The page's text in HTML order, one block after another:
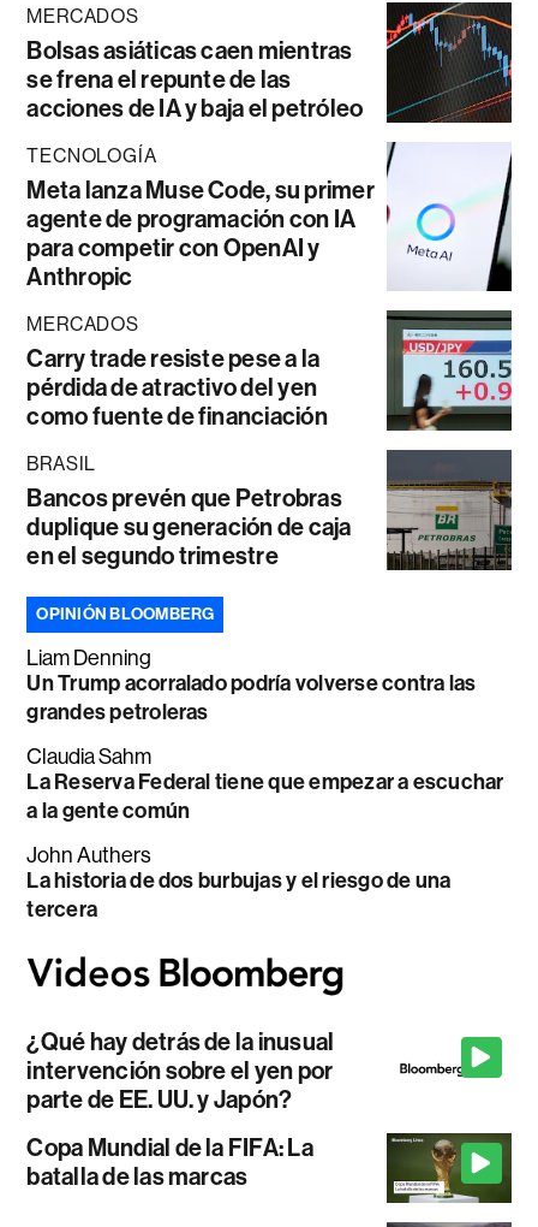
MERCADOS
Bolsas asiáticas caen mientras
se frena el repunte de las
acciones de IA y baja el petróleo
TECNOLOGÍA
Meta lanza Muse Code, su primer
agente de programación con IA
para competir con OpenAI y
Anthropic
MERCADOS
Carry trade resiste pese a la
pérdida de atractivo del yen
como fuente de financiación
BRASIL
Bancos prevén que Petrobras
duplique su generación de caja
en el segundo trimestre
OPINIÓN BLOOMBERG
Liam Denning
Un Trump acorralado podría volverse contra las
grandes petroleras
Claudia Sahm
La Reserva Federal tiene que empezar a escuchar
a la gente común
John Authers
La historia de dos burbujas y el riesgo de una
tercera
¿Qué hay detrás de la inusual
intervención sobre el yen por
parte de EE. UU. y Japón?
Copa Mundial de la FIFA: La
batalla de las marcas